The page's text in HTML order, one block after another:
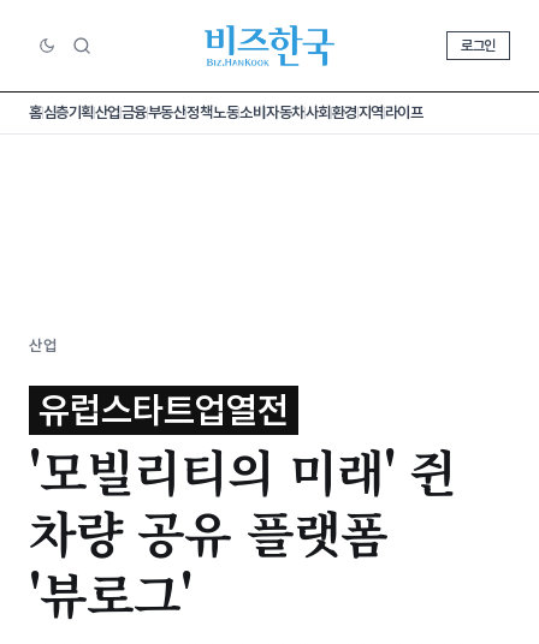
로그인
홈심층기획산업금융부동산정책노동소비 자동차사회환경지역라이프
산업
유럽스타트업열전
'모빌리티의 미래' 쥔
차량 공유 플랫폼
'뷰로그'